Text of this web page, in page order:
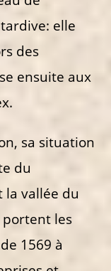
elle
des
ensuite aux
sa situation
du
la vallée du
portent les
1569 à